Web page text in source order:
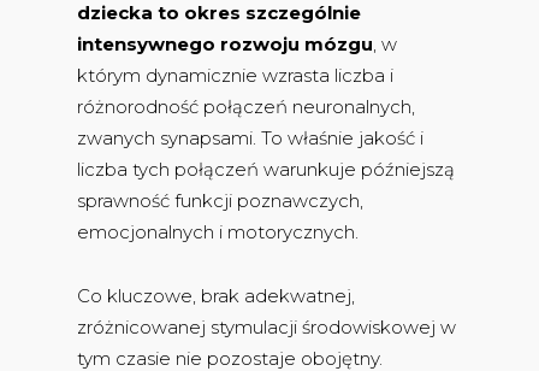
dziecka to okres szczególnie
intensywnego rozwoju mózgu, w
którym dynamicznie wzrasta liczba i
różnorodność połączeń neuronalnych,
zwanych synapsami. To właśnie jakość i
liczba tych połączeń warunkuje późniejszą
sprawność funkcji poznawczych,
emocjonalnych i motorycznych.
Co kluczowe, brak adekwatnej,
zróżnicowanej stymulacji środowiskowej w
tym czasie nie pozostaje obojętny.